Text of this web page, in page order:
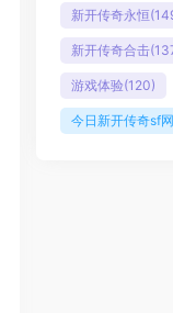
新开传奇永恒
新开传奇合击
游戏体验(120)
今日新开传奇sf